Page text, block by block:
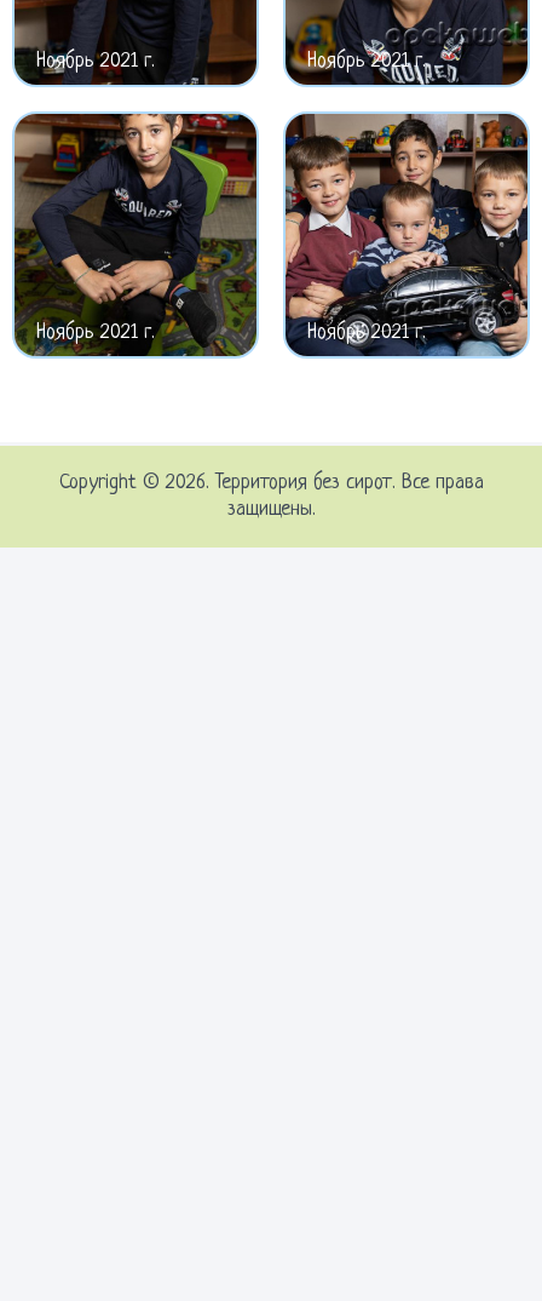
Ноябрь 2021 г. Ноябрь 2021 г.
Ноябрь 2021 г. Ноябрь 2021 г.
Copyright © 2026. Территория без сирот. Все права
защищены.